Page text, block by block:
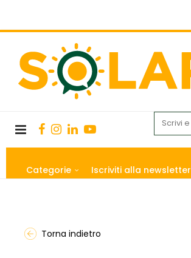
Categorie Iscriviti alla newsletter
Torna indietro